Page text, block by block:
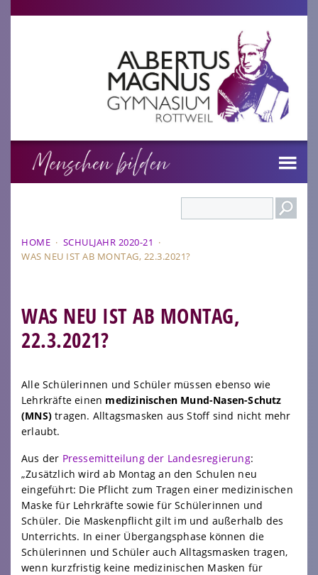
HOME · SCHULJAHR 2020-21 ·
WAS NEU IST AB MONTAG, 22.3.2021?
WAS NEU IST AB MONTAG,
22.3.2021?
Alle Schülerinnen und Schüler müssen ebenso wie
Lehrkräfte einen medizinischen Mund-Nasen-Schutz
(MNS) tragen. Alltagsmasken aus Stoff sind nicht mehr
erlaubt.
Aus der Pressemitteilung der Landesregierung:
„Zusätzlich wird ab Montag an den Schulen neu
eingeführt: Die Pflicht zum Tragen einer medizinischen
Maske für Lehrkräfte sowie für Schülerinnen und
Schüler. Die Maskenpflicht gilt im und außerhalb des
Unterrichts. In einer Übergangsphase können die
Schülerinnen und Schüler auch Alltagsmasken tragen,
wenn kurzfristig keine medizinischen Masken für